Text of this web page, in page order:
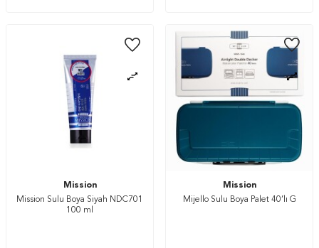
Mission
Mission Sulu Boya Siyah NDC701
100 ml
Mission
Mijello Sulu Boya Palet 40’lı G